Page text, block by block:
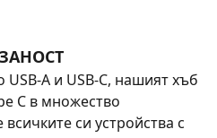
A и USB-C, нашият хъб
C в множество
си устройства с